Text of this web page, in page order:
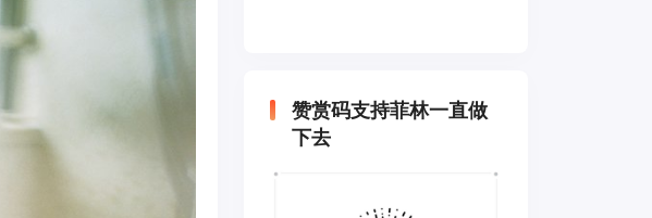
赞赏码支持菲林一直做
下去